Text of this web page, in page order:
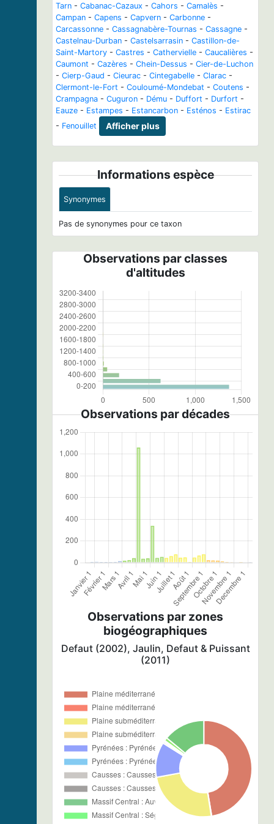
Tarn - Cabanac-Cazaux - Cahors - Camalès -
Campan - Capens - Capvern - Carbonne -
Carcassonne - Cassagnabère-Tournas - Cassagne -
Castelnau-Durban - Castelsarrasin - Castillon-de-
Saint-Martory - Castres - Cathervielle - Caucalières -
Caumont - Cazères - Chein-Dessus - Cier-de-Luchon
- Cierp-Gaud - Cieurac - Cintegabelle - Clarac -
Clermont-le-Fort - Couloumé-Mondebat - Coutens -
Crampagna - Cuguron - Dému - Duffort - Durfort -
Eauze - Estampes - Estancarbon - Esténos - Estirac
- Fenouillet Afficher plus
Informations espèce
Synonymes
Pas de synonymes pour ce taxon
Observations par classes
d'altitudes
Observations par décades
Observations par zones
biogéographiques
Defaut (2002), Jaulin, Defaut & Puissant
(2011)